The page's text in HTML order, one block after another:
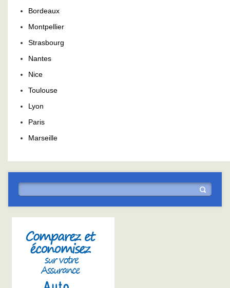
Bordeaux
Montpellier
Strasbourg
Nantes
Nice
Toulouse
Lyon
Paris
Marseille